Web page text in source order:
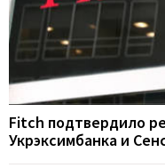
Fitch подтвердило
Укрэксимбанка и